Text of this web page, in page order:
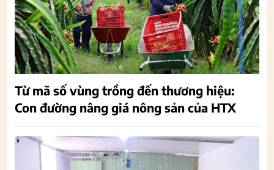
Từ mã số vùng trồng đến thương hiệu:
Con đường nâng giá nông sản của HTX